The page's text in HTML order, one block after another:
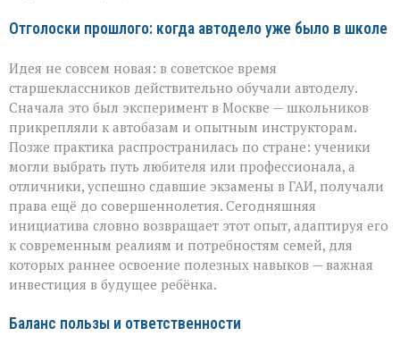
Отголоски прошлого: когда автодело уже было в школе
Идея не совсем новая: в советское время
старшеклассников действительно обучали автоделу.
Сначала это был эксперимент в Москве — школьников
прикрепляли к автобазам и опытным инструкторам.
Позже практика распространилась по стране: ученики
могли выбрать путь любителя или профессионала, а
отличники, успешно сдавшие экзамены в ГАИ, получали
права ещё до совершеннолетия. Сегодняшняя
инициатива словно возвращает этот опыт, адаптируя его
к современным реалиям и потребностям семей, для
которых раннее освоение полезных навыков — важная
инвестиция в будущее ребёнка.
Баланс пользы и ответственности